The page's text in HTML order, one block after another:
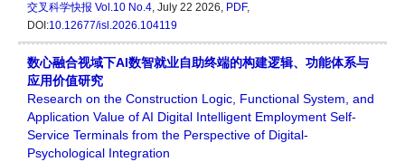
交叉科学快报 Vol.10 No.4, July 22 2026, PDF,
DOI:10.12677/isl.2026.104119
数心融合视域下AI数智就业自助终端的构建逻辑、功能体系与
应用价值研究
Research on the Construction Logic, Functional System, and
Application Value of AI Digital Intelligent Employment Self-
Service Terminals from the Perspective of Digital-
Psychological Integration